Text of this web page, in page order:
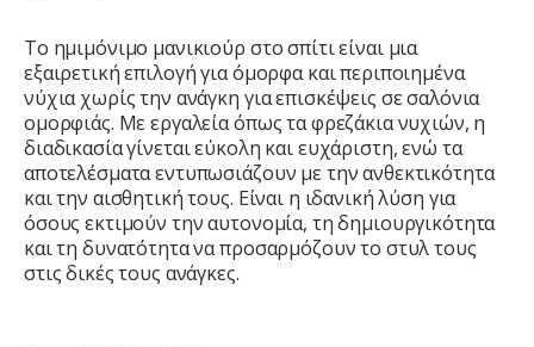
Το ημιμόνιμο μανικιούρ στο σπίτι είναι μια
εξαιρετική επιλογή για όμορφα και περιποιημένα
νύχια χωρίς την ανάγκη για επισκέψεις σε σαλόνια
ομορφιάς. Με εργαλεία όπως τα φρεζάκια νυχιών, η
διαδικασία γίνεται εύκολη και ευχάριστη, ενώ τα
αποτελέσματα εντυπωσιάζουν με την ανθεκτικότητα
και την αισθητική τους. Είναι η ιδανική λύση για
όσους εκτιμούν την αυτονομία, τη δημιουργικότητα
και τη δυνατότητα να προσαρμόζουν το στυλ τους
στις δικές τους ανάγκες.